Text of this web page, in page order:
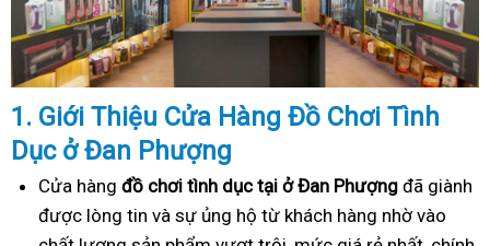
1. Giới Thiệu Cửa Hàng Đồ Chơi Tình
Dục ở Đan Phượng
Cửa hàng đồ chơi tình dục tại ở Đan Phượng đã giành
được lòng tin và sự ủng hộ từ khách hàng nhờ vào